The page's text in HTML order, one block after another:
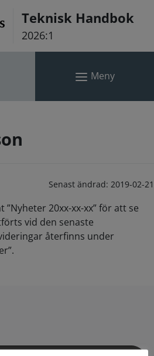
Teknisk Handbok
2026:1
Meny
Senast ändrad: 2019-02-21
20xx-xx-xx” för att se
vid den senaste
återfinns under